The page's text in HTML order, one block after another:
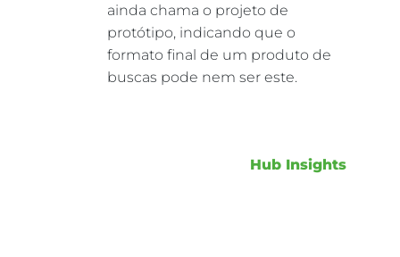
ainda chama o projeto de
protótipo, indicando que o
formato final de um produto de
buscas pode nem ser este.
Hub Insights